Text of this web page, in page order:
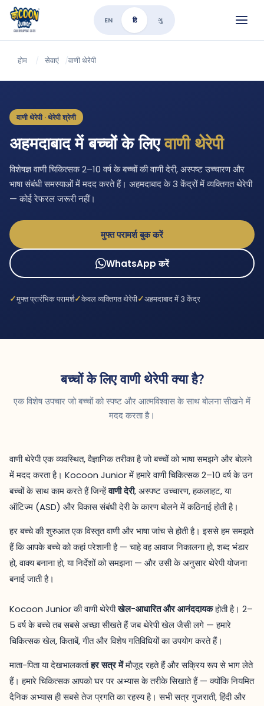
EN हि ગુ
होम / सेवाएं /वाणी थेरेपी
वाणी थेरेपी · थेरेपी श्रेणी
अहमदाबाद में बच्चों के लिएवाणी थेरेपी
विशेषज्ञ वाणी चिकित्सक 2–10 वर्ष के बच्चों की वाणी देरी, अस्पष्ट उच्चारण और
भाषा संबंधी समस्याओं में मदद करते हैं। अहमदाबाद के 3 केंद्रों में व्यक्तिगत थेरेपी
— कोई रेफरल जरूरी नहीं।
मुफ्त परामर्श बुक करें
WhatsApp करें
मुफ्त प्रारंभिक परामर्श केवल व्यक्तिगत थेरेपी अहमदाबाद में 3 केंद्र
बच्चों के लिए वाणी थेरेपी क्या है?
एक विशेष उपचार जो बच्चों को स्पष्ट और आत्मविश्वास के साथ बोलना सीखने में
मदद करता है।
वाणी थेरेपी एक व्यवस्थित, वैज्ञानिक तरीका है जो बच्चों को भाषा समझने और बोलने
में मदद करता है। Kocoon Junior में हमारे वाणी चिकित्सक 2–10 वर्ष के उन
बच्चों के साथ काम करते हैं जिन्हेंवाणी देरी, अस्पष्ट उच्चारण, हकलाहट, या
ऑटिज्म (ASD) और विकास संबंधी देरी के कारण बोलने में कठिनाई होती है।
हर बच्चे की शुरुआत एक विस्तृत वाणी और भाषा जांच से होती है। इससे हम समझते
हैं कि आपके बच्चे को कहां परेशानी है — चाहे वह आवाज निकालना हो, शब्द भंडार
हो, वाक्य बनाना हो, या निर्देशों को समझना — और उसी के अनुसार थेरेपी योजना
बनाई जाती है।
Kocoon Junior की वाणी थेरेपीखेल-आधारित और आनंददायकहोती है। 2–
5 वर्ष के बच्चे तब सबसे अच्छा सीखते हैं जब थेरेपी खेल जैसी लगे — हमारे
चिकित्सक खेल, किताबें, गीत और विशेष गतिविधियों का उपयोग करते हैं।
माता-पिता या देखभालकर्ताहर सत्र मेंमौजूद रहते हैं और सक्रिय रूप से भाग लेते
हैं। हमारे चिकित्सक आपको घर पर अभ्यास के तरीके सिखाते हैं — क्योंकि नियमित
दैनिक अभ्यास ही सबसे तेज प्रगति का रहस्य है। सभी सत्र गुजराती, हिंदी और